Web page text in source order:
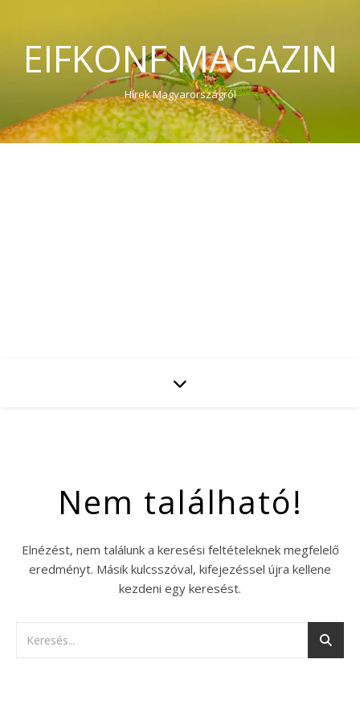
EIFKONF MAGAZIN
Hírek Magyarországról
Nem található!
Elnézést, nem találunk a keresési feltételeknek megfelelő
eredményt. Másik kulcsszóval, kifejezéssel újra kellene
kezdeni egy keresést.